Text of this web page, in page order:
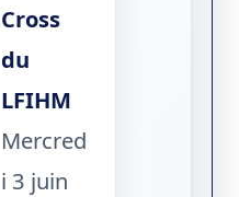
Cross
du
LFIHM
Mercred
i 3 juin